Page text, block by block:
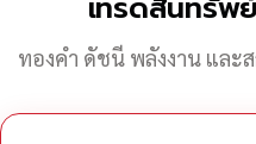
ทองคำ ดัชนี พลังงาน และ